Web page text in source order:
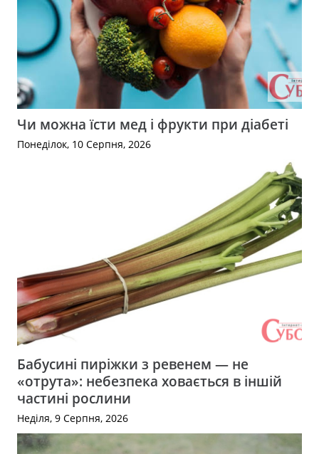
Чи можна їсти мед і фрукти при діабеті
Понеділок, 10 Серпня, 2026
Бабусині пиріжки з ревенем — не
«отрута»: небезпека ховається в іншій
частині рослини
Неділя, 9 Серпня, 2026